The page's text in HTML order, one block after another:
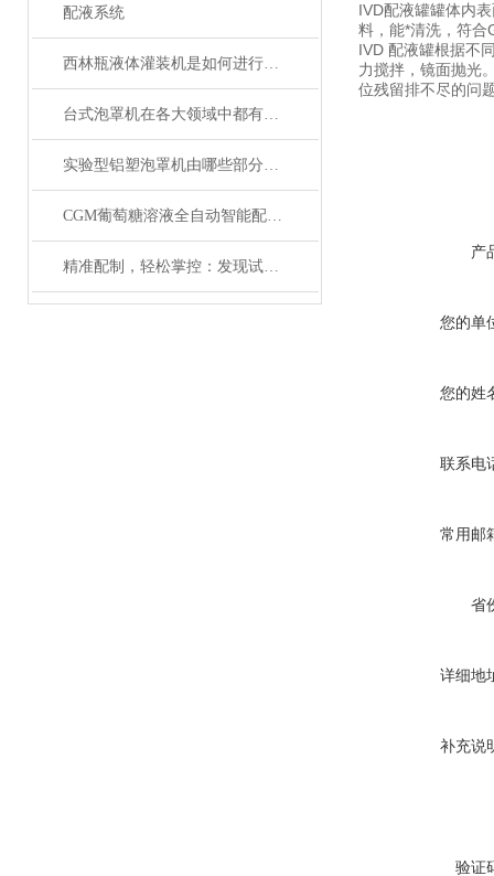
配液系统
西林瓶液体灌装机是如何进行测定的呢？
台式泡罩机在各大领域中都有着怎样的作用呢？
实验型铝塑泡罩机由哪些部分组成？这份核心结构清单，精准又好懂
CGM葡萄糖溶液全自动智能配液系统，一键实现梯度配制与分装
精准配制，轻松掌控：发现试剂配液罐的关键应用领域
IVD配液罐罐体内
料，能*清洗，符合
IVD 配液罐根据不
力搅拌，镜面抛光
位残留排不尽的问
产
您的单
您的姓
联系电
常用邮
省
详细地
补充说
验证